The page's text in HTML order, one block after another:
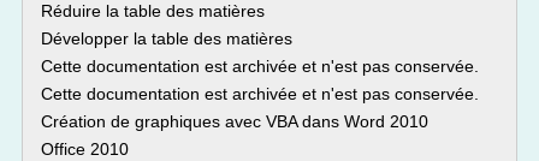
Réduire la table des matières
Développer la table des matières
Cette documentation est archivée et n'est pas conservée.
Cette documentation est archivée et n'est pas conservée.
Création de graphiques avec VBA dans Word 2010
Office 2010